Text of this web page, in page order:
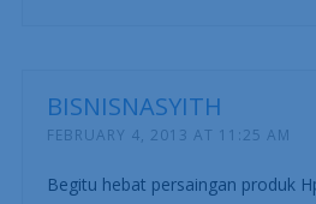
BISNISNASYITH
FEBRUARY 4, 2013 AT 11:25 AM
Begitu hebat persaingan produk